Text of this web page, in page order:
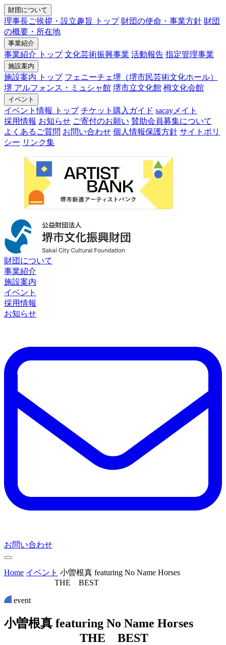
財団について
理事長ご挨拶・設立趣旨 トップ 財団の使命・事業方針 財団
の概要・所在地
事業紹介
事業紹介 トップ 文化芸術振興事業 活動報告 指定管理事業
施設案内
施設案内 トップ フェニーチェ堺（堺市民芸術文化ホール）
堺 アルフォンス・ミュシャ館 堺市立文化館 栂文化会館
イベント
イベント情報 トップ チケット購入ガイド sacayメイト
採用情報 お知らせ ご寄付のお願い 賛助会員募集について
よくあるご質問 お問い合わせ 個人情報保護方針 サイトポリ
シー リンク集
財団について
事業紹介
施設案内
イベント
採用情報
お知らせ
お問い合わせ
Home イベント 小曽根真 featuring No Name Horses
THE BEST
event
小曽根真 featuring No Name Horses
THE BEST